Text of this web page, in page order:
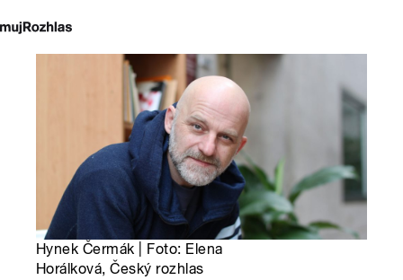
Hynek Čermák | Foto: Elena
Horálková, Český rozhlas